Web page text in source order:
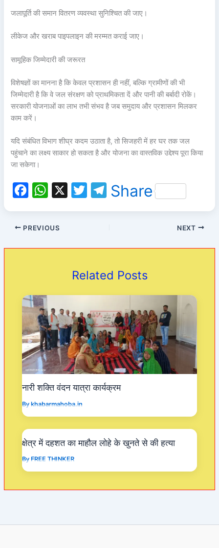
जलापूर्ति की समान वितरण व्यवस्था सुनिश्चित की जाए।
लीकेज और खराब पाइपलाइन की मरम्मत कराई जाए।
सामूहिक जिम्मेदारी की जरूरत
विशेषज्ञों का मानना है कि केवल प्रशासन ही नहीं, बल्कि ग्रामीणों की भी
जिम्मेदारी है कि वे जल संरक्षण को प्राथमिकता दें और पानी की बर्बादी रोकें।
सरकारी योजनाओं का लाभ तभी संभव है जब समुदाय और प्रशासन मिलकर
काम करें।
यदि संबंधित विभाग शीघ्र कदम उठाता है, तो सिजहरी में हर घर तक जल
पहुंचाने का लक्ष्य साकार हो सकता है और योजना का वास्तविक उद्देश्य पूरा किया
जा सकेगा।
F
c
e
b
k
W
at
s
A
X
T
T
a
m
Share
PREVIOUS NEXT
Related Posts
नारी शक्ति वंदन यात्रा कार्यक्रम
Bykhabarmahoba.in
क्षेत्र में दहशत का माहौल लोहे के खुनते से की हत्या
By FREE THINKER